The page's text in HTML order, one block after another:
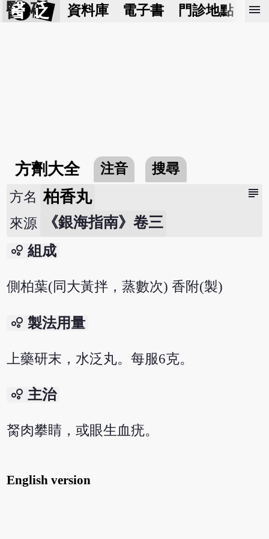
醫 砭 資料庫 電子書 門診地點 預
menu
方劑大全 注音 搜尋
subject
方名 柏香丸
來源 《銀海指南》卷三
bubble_chart 組成
側柏葉(同大黃拌，蒸數次) 香附(製)
bubble_chart 製法用量
上藥研末，水泛丸。每服6克。
bubble_chart 主治
胬肉攀睛，或眼生血疣。
English version